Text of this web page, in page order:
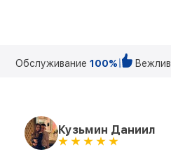
Обслуживание 100%
Кузьмин Даниил